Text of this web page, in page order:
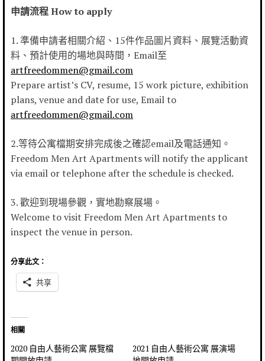
申請流程 How to apply
1. 準備申請者相關介紹、15件作品圖片資料、展覽活動資
料、預計使用的場地與時間，Email至
artfreedommen@gmail.com
Prepare artist’s CV, resume, 15 work picture, exhibition
plans, venue and date for use, Email to
artfreedommen@gmail.com
2.等待公寓檔期安排完成後之確認email及電話通知。
Freedom Men Art Apartments will notify the applicant
via email or telephone after the schedule is checked.
3. 歡迎到現場參觀，實地勘察展場。
Welcome to visit Freedom Men Art Apartments to
inspect the venue in person.
分享此文：
共享
相關
2020 自由人藝術公寓 展覽檔
2021 自由人藝術公寓 展演場